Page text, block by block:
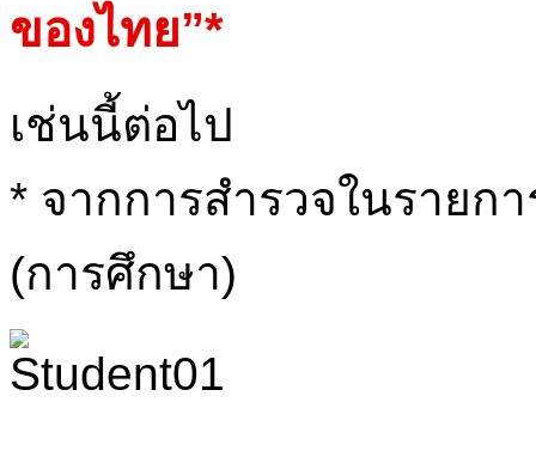
ของไทย”*
เช่นนี้ต่อไป
* จากการสำรวจในราย
(การศึกษา)